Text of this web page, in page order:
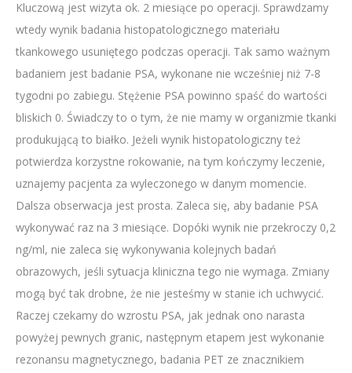
Kluczową jest wizyta ok. 2 miesiące po operacji. Sprawdzamy
wtedy wynik badania histopatologicznego materiału
tkankowego usuniętego podczas operacji. Tak samo ważnym
badaniem jest badanie PSA, wykonane nie wcześniej niż 7-8
tygodni po zabiegu. Stężenie PSA powinno spaść do wartości
bliskich 0. Świadczy to o tym, że nie mamy w organizmie tkanki
produkującą to białko. Jeżeli wynik histopatologiczny też
potwierdza korzystne rokowanie, na tym kończymy leczenie,
uznajemy pacjenta za wyleczonego w danym momencie.
Dalsza obserwacja jest prosta. Zaleca się, aby badanie PSA
wykonywać raz na 3 miesiące. Dopóki wynik nie przekroczy 0,2
ng/ml, nie zaleca się wykonywania kolejnych badań
obrazowych, jeśli sytuacja kliniczna tego nie wymaga. Zmiany
mogą być tak drobne, że nie jesteśmy w stanie ich uchwycić.
Raczej czekamy do wzrostu PSA, jak jednak ono narasta
powyżej pewnych granic, następnym etapem jest wykonanie
rezonansu magnetycznego, badania PET ze znacznikiem